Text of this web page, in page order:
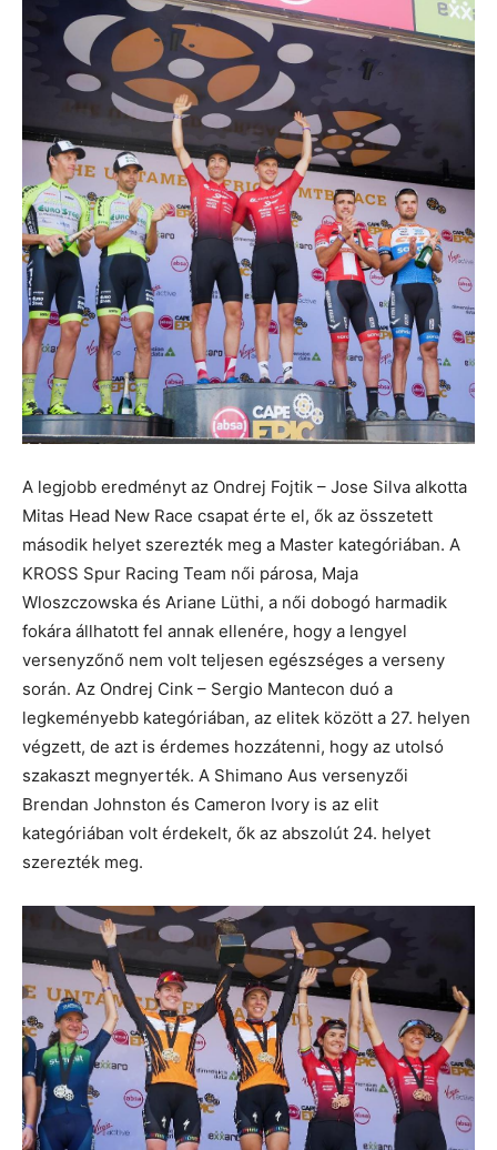
A legjobb eredményt az Ondrej Fojtik – Jose Silva alkotta
Mitas Head New Race csapat érte el, ők az összetett
második helyet szerezték meg a Master kategóriában. A
KROSS Spur Racing Team női párosa, Maja
Wloszczowska és Ariane Lüthi, a női dobogó harmadik
fokára állhatott fel annak ellenére, hogy a lengyel
versenyzőnő nem volt teljesen egészséges a verseny
során. Az Ondrej Cink – Sergio Mantecon duó a
legkeményebb kategóriában, az elitek között a 27. helyen
végzett, de azt is érdemes hozzátenni, hogy az utolsó
szakaszt megnyerték. A Shimano Aus versenyzői
Brendan Johnston és Cameron Ivory is az elit
kategóriában volt érdekelt, ők az abszolút 24. helyet
szerezték meg.